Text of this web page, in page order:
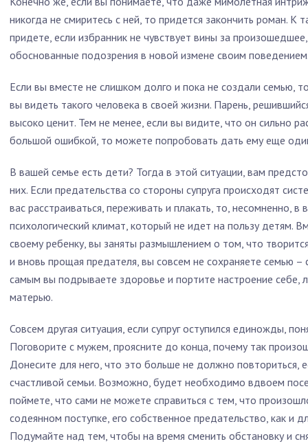
никогда не смиритесь с ней, то придется закончить роман.
придете, если избранник не чувствует вины за
обоснованные подозрения в новой измене своим
Если вы вместе не слишком долго и пока не создали семью,
вы видеть такого человека в своей жизни. Парень,
высоко ценит. Тем не менее, если вы видите, что он сильно
большой ошибкой, то можете попробовать дать ему еще
В вашей семье есть дети? Тогда в этой ситуации, вам
них. Если предательства со стороны супруга происходят
вас расстраиваться, переживать и плакать, то, несомненно,
психологический климат, который не идет на пользу детям.
своему ребенку, вы заняты размышлением о том, что
и вновь прощая предателя, вы совсем не сохраняете семью –
самым вы подрываете здоровье и портите настроение себе,
матерью.
Совсем другая ситуация, если супруг оступился единожды,
Поговорите с мужем, проясните до конца, почему так
Донесите для него, что это больше не должно повториться,
счастливой семьи. Возможно, будет необходимо вдвоем
поймете, что сами не можете справиться с тем, что
содеянном поступке, его собственное предательство, как и
Подумайте над тем, чтобы на время сменить обстановку и